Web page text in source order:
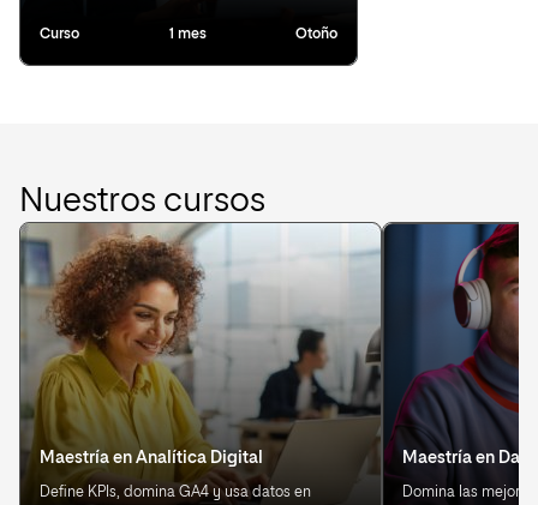
Curso 1 mes Otoño
Nuestros cursos
Maestría en Analítica Digital
Define KPIs, domina GA4 y usa datos en
Maestría en
Domina las